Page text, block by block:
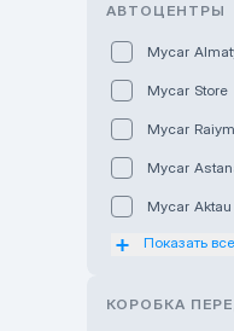
АВТОЦЕНТРЫ
Mycar
Mycar Store
Mycar
Mycar
Mycar Aktau
Mycar Uralsk
Показать
КОРОБКА